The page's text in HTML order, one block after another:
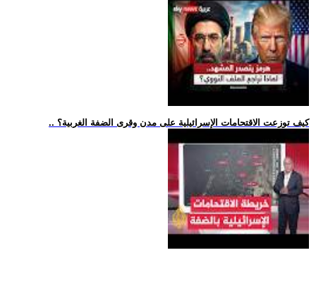
.. كيف توزعت الاقتحامات الإسرائيلية على مدن وقرى الضفة الغربية؟